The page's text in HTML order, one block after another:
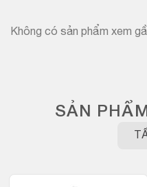
Không có sản phẩm xem
SẢN